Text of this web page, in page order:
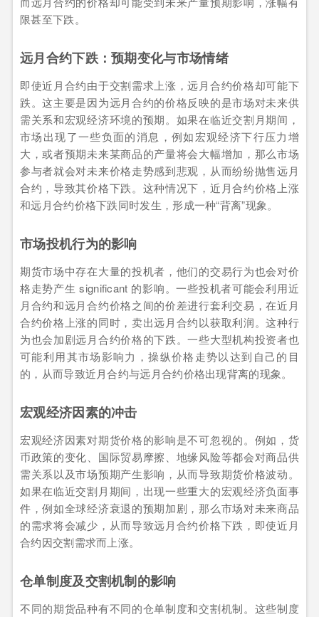
限甚至下跌。
远月合约下跌：预期变化与市场情绪
即使近月合约由于交割需求上涨，远月合约价格却可能下
跌。这主要是因为远月合约的价格反映的是市场对未来供
需关系和宏观经济环境的预期。如果在临近交割月期间，
市场出现了一些负面的消息，例如宏观经济下行压力增
大，或者预期未来某商品的产量将会大幅增加，那么市场
参与者就会对未来价格走势感到悲观，从而纷纷抛售远月
合约，导致其价格下跌。这种情况下，近月合约价格上涨
和远月合约价格下跌同时发生，形成一种“背离”现象。
市场投机行为的影响
期货市场中存在大量的投机者，他们的交易行为也会对价
格走势产生 significant 的影响。一些投机者可能会利用近
月合约和远月合约价格之间的价差进行套利交易，在近月
合约价格上涨的同时，卖出远月合约以获取利润。这种行
为也会加剧远月合约价格的下跌。一些大型机构投资者也
可能利用其市场影响力，操纵价格走势以达到自己的目
的，从而导致近月合约与远月合约价格出现背离的现象。
宏观经济因素的冲击
宏观经济因素对期货价格的影响是不可忽视的。例如，货
币政策的变化、国际贸易摩擦、地缘风险等都会对商品供
需关系以及市场预期产生影响，从而导致期货价格波动。
如果在临近交割月期间，出现一些重大的宏观经济负面事
件，例如全球经济衰退的预期加剧，那么市场对未来商品
的需求将会减少，从而导致远月合约价格下跌，即使近月
合约因交割需求而上涨。
仓单制度及交割机制的影响
不同的期货品种有不同的仓单制度和交割机制。这些制度